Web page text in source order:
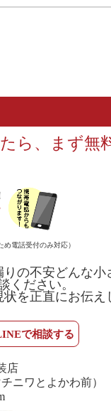
ら、まず無
め電話受付のみ対応）
の不安どんな小
ください。
状を正直にお伝え
で相談する
店
ニワとよかわ前）